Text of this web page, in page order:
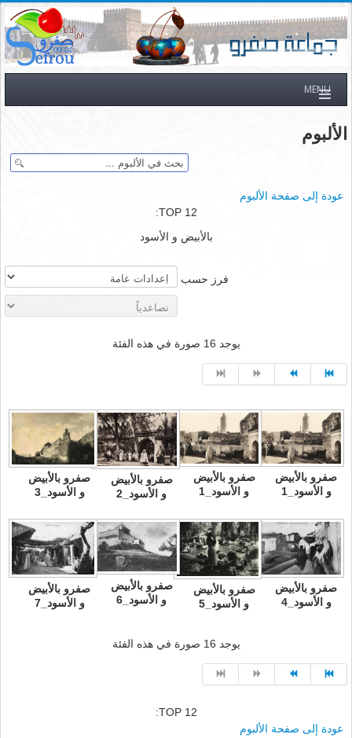
MENU
الألبوم
عودة إلى صفحة الألبوم
TOP 12:
بالأبيض و الأسود
فرز حسب
يوجد 16 صورة في هذه الفئة
صفرو بالأبيض
و الأسود_1
صفرو بالأبيض
و الأسود_1
صفرو بالأبيض
و الأسود_2
صفرو بالأبيض
و الأسود_3
صفرو بالأبيض
و الأسود_4
صفرو بالأبيض
و الأسود_5
صفرو بالأبيض
و الأسود_6
صفرو بالأبيض
و الأسود_7
يوجد 16 صورة في هذه الفئة
TOP 12:
عودة إلى صفحة الألبوم